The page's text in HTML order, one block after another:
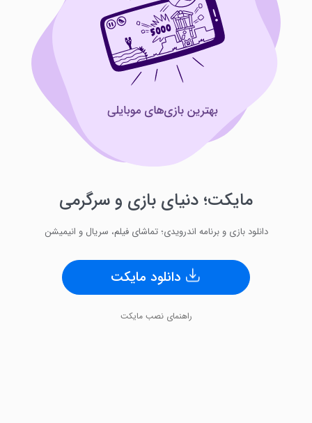
مایکت؛ دنیای بازی و سرگرمی
دانلود بازی‌ و برنامه‌ اندرویدی؛ تماشای فیلم، سریال و انیمیشن
دانلود مایکت
راهنمای نصب مایکت